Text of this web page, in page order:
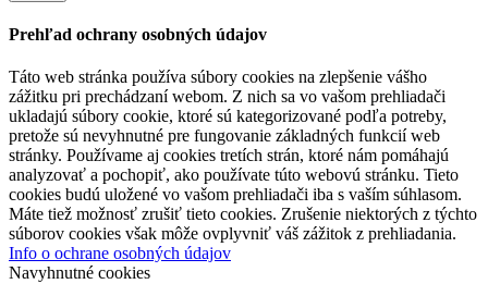
Prehľad ochrany osobných údajov
Táto web stránka používa súbory cookies na zlepšenie vášho
zážitku pri prechádzaní webom. Z nich sa vo vašom prehliadači
ukladajú súbory cookie, ktoré sú kategorizované podľa potreby,
pretože sú nevyhnutné pre fungovanie základných funkcií web
stránky. Používame aj cookies tretích strán, ktoré nám pomáhajú
analyzovať a pochopiť, ako používate túto webovú stránku. Tieto
cookies budú uložené vo vašom prehliadači iba s vaším súhlasom.
Máte tiež možnosť zrušiť tieto cookies. Zrušenie niektorých z týchto
súborov cookies však môže ovplyvniť váš zážitok z prehliadania.
Info o ochrane osobných údajov
Navyhnutné cookies